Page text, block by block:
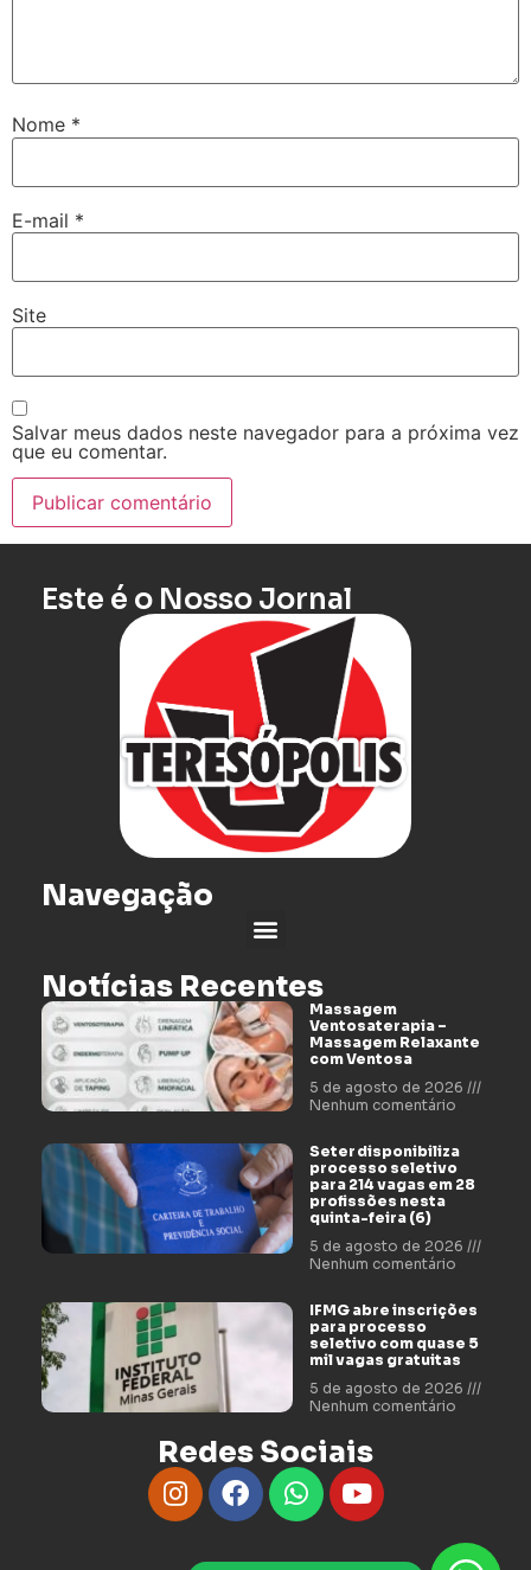
Nome *
E-mail *
Site
Salvar meus dados neste navegador para a próxima vez
que eu comentar.
Este é o Nosso Jornal
Navegação
Notícias Recentes
Massagem
Ventosaterapia –
Massagem Relaxante
com Ventosa
5 de agosto de 2026
Nenhum comentário
Seter disponibiliza
processo seletivo
para 214 vagas em 28
profissões nesta
quinta-feira (6)
5 de agosto de 2026
Nenhum comentário
IFMG abre inscrições
para processo
seletivo com quase 5
mil vagas gratuitas
5 de agosto de 2026
Nenhum comentário
Redes Sociais